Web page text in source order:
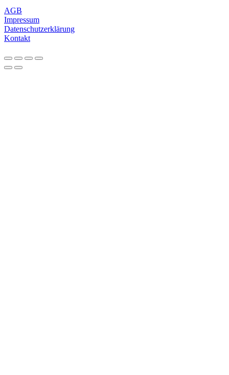
AGB
Impressum
Datenschutzerklärung
Kontakt